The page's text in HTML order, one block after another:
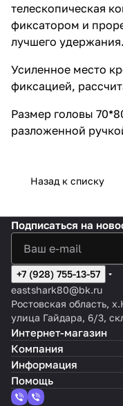
телескопическая
фиксатором и
лучшего удержания.
Усиленное место
фиксацией,
Размер головы
разложенной
Назад к списку
Подписаться на
+7 (928) 755-13-57
eastshark80@bk.ru
Ростовская область,
улица Гайдара, 6/3,
Интернет-магазин
Компания
Информация
Помощь